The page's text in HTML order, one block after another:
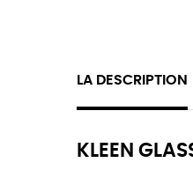
LA DESCRIPTION
KLEEN